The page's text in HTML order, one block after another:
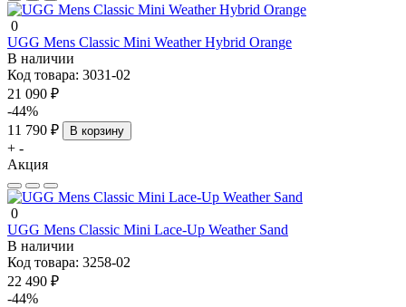
0
UGG Mens Classic Mini Weather Hybrid Orange
В наличии
Код товара: 3031-02
21 090 ₽
-44%
11 790 ₽
В корзину
+ -
Акция
0
UGG Mens Classic Mini Lace-Up Weather Sand
В наличии
Код товара: 3258-02
22 490 ₽
-44%